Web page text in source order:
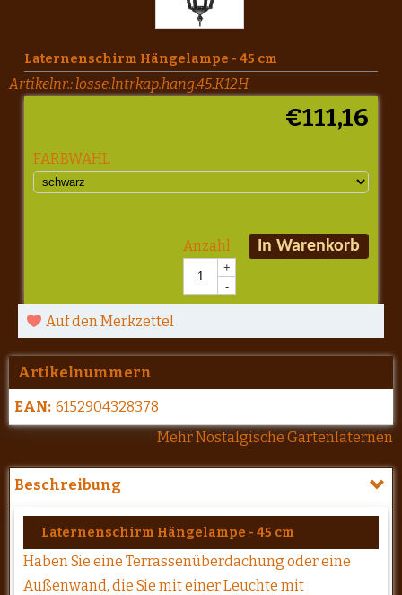
Laternenschirm Hängelampe - 45 cm
Artikelnr.:losse.lntrkap.hang.45.K12H
€111,16
FARBWAHL
Anzahl
+
-
In Warenkorb
Auf den Merkzettel
Artikelnummern
EAN: 6152904328378
Mehr Nostalgische Gartenlaternen
Beschreibung
Laternenschirm Hängelampe - 45 cm
Haben Sie eine Terrassenüberdachung oder eine
Außenwand, die Sie mit einer Leuchte mit